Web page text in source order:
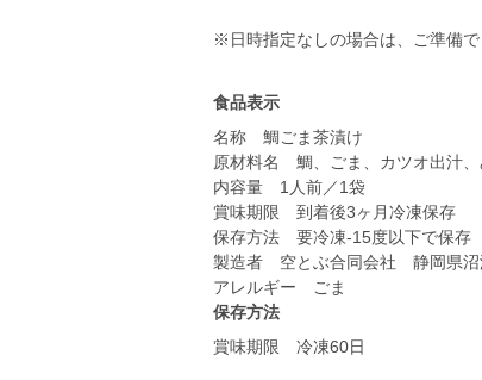
※日時指定なしの場合は、ご準備
食品表示
名称 鯛ごま茶漬け
原材料名 鯛、ごま、カツオ出汁、
内容量 1人前／1袋
賞味期限 到着後3ヶ月冷凍保存
保存方法 要冷凍-15度以下で保存
製造者 空とぶ合同会社 静岡県沼
アレルギー ごま
保存方法
賞味期限 冷凍60日